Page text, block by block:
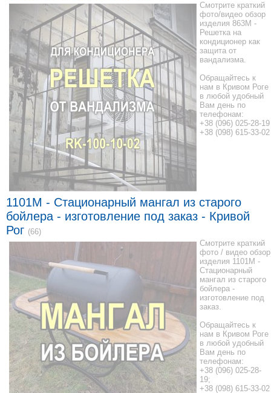
Смотрите краткий
фото/видео обзор
изделия 863M -
Решетка на
кондиционер как
защита от
вандализма.
Обращайтесь к
нам в Кривом Роге
в любой удобный
Вам день по
телефонам:
+38 (096) 025-28-19
+38 (098) 615-33-02
1101M - Стационарный мангал из старого
бойлера - изготовление под заказ - Кривой
Рог (66)
Смотрите краткий
фото / видео обзор
изделия 1101M -
Стационарный
мангал из старого
бойлера -
изготовление под
заказ.
Обращайтесь к
нам в Кривом Роге
в любой удобный
Вам день по
телефонам:
+38 (096) 025-28-
19;
+38 (098) 615-33-02